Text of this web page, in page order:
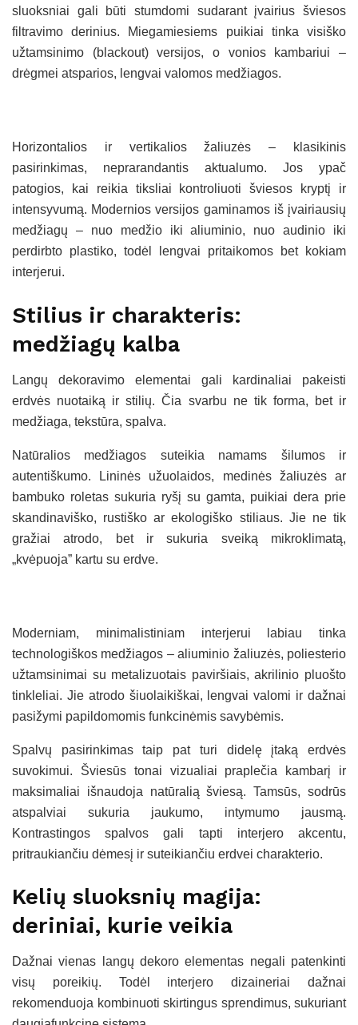
sluoksniai gali būti stumdomi sudarant įvairius šviesos
filtravimo derinius. Miegamiesiems puikiai tinka visiško
užtamsinimo (blackout) versijos, o vonios kambariui –
drėgmei atsparios, lengvai valomos medžiagos.
Horizontalios ir vertikalios žaliuzės – klasikinis
pasirinkimas, neprarandantis aktualumo. Jos ypač
patogios, kai reikia tiksliai kontroliuoti šviesos kryptį ir
intensyvumą. Modernios versijos gaminamos iš įvairiausių
medžiagų – nuo medžio iki aliuminio, nuo audinio iki
perdirbto plastiko, todėl lengvai pritaikomos bet kokiam
interjerui.
Stilius ir charakteris:
medžiagų kalba
Langų dekoravimo elementai gali kardinaliai pakeisti
erdvės nuotaiką ir stilių. Čia svarbu ne tik forma, bet ir
medžiaga, tekstūra, spalva.
Natūralios medžiagos suteikia namams šilumos ir
autentiškumo. Lininės užuolaidos, medinės žaliuzės ar
bambuko roletas sukuria ryšį su gamta, puikiai dera prie
skandinaviško, rustiško ar ekologiško stiliaus. Jie ne tik
gražiai atrodo, bet ir sukuria sveiką mikroklimatą,
„kvėpuoja” kartu su erdve.
Moderniam, minimalistiniam interjerui labiau tinka
technologiškos medžiagos – aliuminio žaliuzės, poliesterio
užtamsinimai su metalizuotais paviršiais, akrilinio pluošto
tinkleliai. Jie atrodo šiuolaikiškai, lengvai valomi ir dažnai
pasižymi papildomomis funkcinėmis savybėmis.
Spalvų pasirinkimas taip pat turi didelę įtaką erdvės
suvokimui. Šviesūs tonai vizualiai praplečia kambarį ir
maksimaliai išnaudoja natūralią šviesą. Tamsūs, sodrūs
atspalviai sukuria jaukumo, intymumo jausmą.
Kontrastingos spalvos gali tapti interjero akcentu,
pritraukiančiu dėmesį ir suteikiančiu erdvei charakterio.
Kelių sluoksnių magija:
deriniai, kurie veikia
Dažnai vienas langų dekoro elementas negali patenkinti
visų poreikių. Todėl interjero dizaineriai dažnai
rekomenduoja kombinuoti skirtingus sprendimus, sukuriant